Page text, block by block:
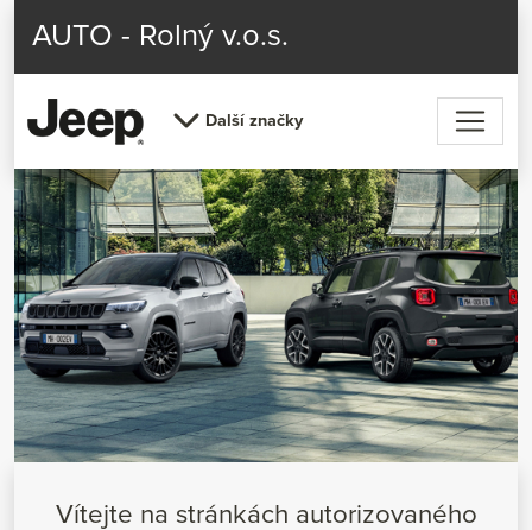
AUTO - Rolný v.o.s.
Další značky
Vítejte na stránkách autorizovaného